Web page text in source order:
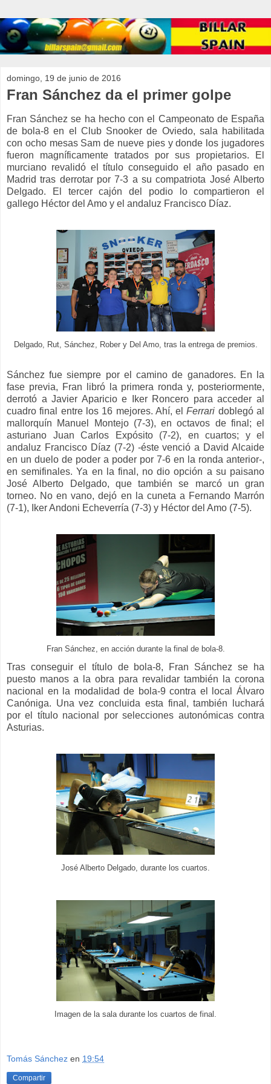
domingo, 19 de junio de 2016
Fran Sánchez da el primer golpe
Fran Sánchez se ha hecho con el Campeonato de España
de bola-8 en el Club Snooker de Oviedo, sala habilitada
con ocho mesas Sam de nueve pies y donde los jugadores
fueron magníficamente tratados por sus propietarios. El
murciano revalidó el título conseguido el año pasado en
Madrid tras derrotar por 7-3 a su compatriota José Alberto
Delgado. El tercer cajón del podio lo compartieron el
gallego Héctor del Amo y el andaluz Francisco Díaz.
Delgado, Rut, Sánchez, Rober y Del Amo, tras la entrega de premios.
Sánchez fue siempre por el camino de ganadores. En la
fase previa, Fran libró la primera ronda y, posteriormente,
derrotó a Javier Aparicio e Iker Roncero para acceder al
cuadro final entre los 16 mejores. Ahí, elFerrari doblegó al
mallorquín Manuel Montejo (7-3), en octavos de final; el
asturiano Juan Carlos Expósito (7-2), en cuartos; y el
andaluz Francisco Díaz (7-2) -éste venció a David Alcaide
en un duelo de poder a poder por 7-6 en la ronda anterior-,
en semifinales. Ya en la final, no dio opción a su paisano
José Alberto Delgado, que también se marcó un gran
torneo. No en vano, dejó en la cuneta a Fernando Marrón
(7-1), Iker Andoni Echeverría (7-3) y Héctor del Amo (7-5).
Fran Sánchez, en acción durante la final de bola-8.
Tras conseguir el título de bola-8, Fran Sánchez se ha
puesto manos a la obra para revalidar también la corona
nacional en la modalidad de bola-9 contra el local Álvaro
Canóniga. Una vez concluida esta final, también luchará
por el título nacional por selecciones autonómicas contra
Asturias.
José Alberto Delgado, durante los cuartos.
Imagen de la sala durante los cuartos de final.
Tomás Sánchez en 19:54
Compartir